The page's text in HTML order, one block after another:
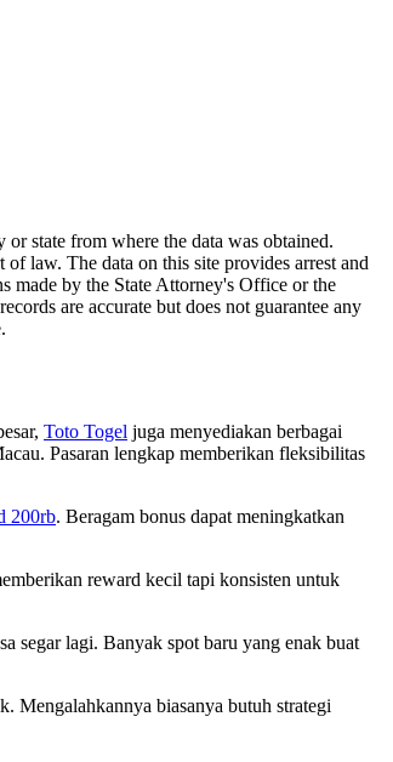
state from where the data was obtained.
law. The data on this site provides arrest and
made by the State Attorney's Office or the
are accurate but does not guarantee any
Toto Togel juga menyediakan berbagai
Pasaran lengkap memberikan fleksibilitas
200rb. Beragam bonus dapat meningkatkan
reward kecil tapi konsisten untuk
segar lagi. Banyak spot baru yang enak buat
Mengalahkannya biasanya butuh strategi